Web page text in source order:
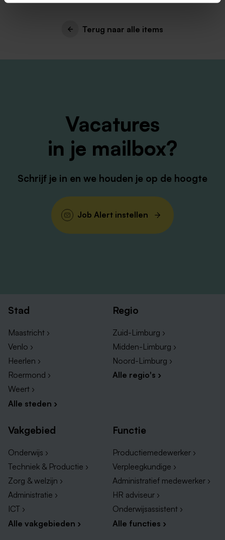
Terug naar alle items
Vacatures
in je mailbox?
Schrijf je in en we houden je op de hoogte
Job Alert instellen
Stad
Maastricht ›
Venlo ›
Heerlen ›
Roermond ›
Weert ›
Alle steden ›
Regio
Zuid-Limburg ›
Midden-Limburg ›
Noord-Limburg ›
Alle regio's ›
Vakgebied
Onderwijs ›
Techniek & Productie ›
Zorg & welzijn ›
Administratie ›
ICT ›
Alle vakgebieden ›
Functie
Productiemedewerker ›
Verpleegkundige ›
Administratief medewerker ›
HR adviseur ›
Onderwijsassistent ›
Alle functies ›